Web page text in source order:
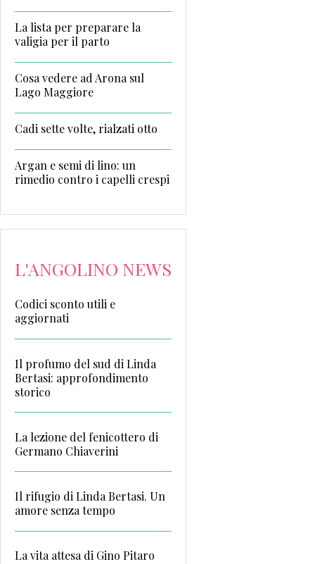
La lista per preparare la
valigia per il parto
Cosa vedere ad Arona sul
Lago Maggiore
Cadi sette volte, rialzati otto
Argan e semi di lino: un
rimedio contro i capelli crespi
L'ANGOLINO NEWS
Codici sconto utili e
aggiornati
Il profumo del sud di Linda
Bertasi: approfondimento
storico
La lezione del fenicottero di
Germano Chiaverini
Il rifugio di Linda Bertasi. Un
amore senza tempo
La vita attesa di Gino Pitaro